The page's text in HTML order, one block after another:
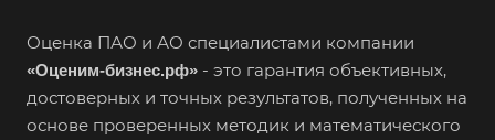
Оценка ПАО и АО специалистами компании
«Оценим-бизнес.рф» - это гарантия объективных,
достоверных и точных результатов, полученных на
основе проверенных методик и математического
Буй
Буйнакск
Бутурлиновка